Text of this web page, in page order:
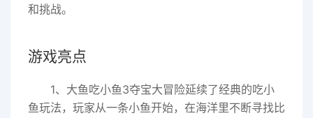
和挑战。
游戏亮点
1、大鱼吃小鱼3夺宝大冒险延续了经典的吃小
鱼玩法，玩家从一条小鱼开始，在海洋里不断寻找比